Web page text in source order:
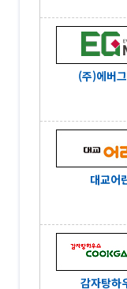
(주)에버
대교어
감자탕하